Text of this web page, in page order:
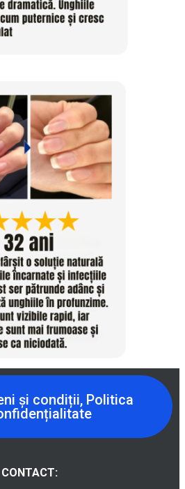
și condiții, Politica
CONTACT: